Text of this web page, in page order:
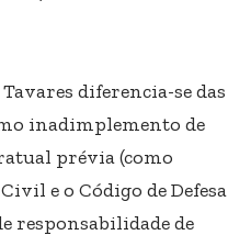
diferencia-se das
inadimplemento de
prévia (como
e o Código de Defesa
responsabilidade de